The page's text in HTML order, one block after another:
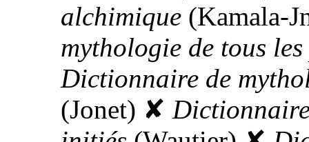
alchimique (Kamala-
mythologie de tous les
Dictionnaire de
(Jonet) ✘